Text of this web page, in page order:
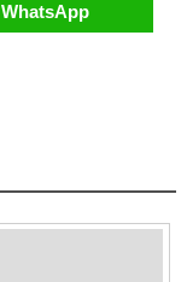
WhatsApp